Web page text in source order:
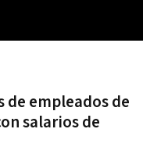
de empleados de
salarios de